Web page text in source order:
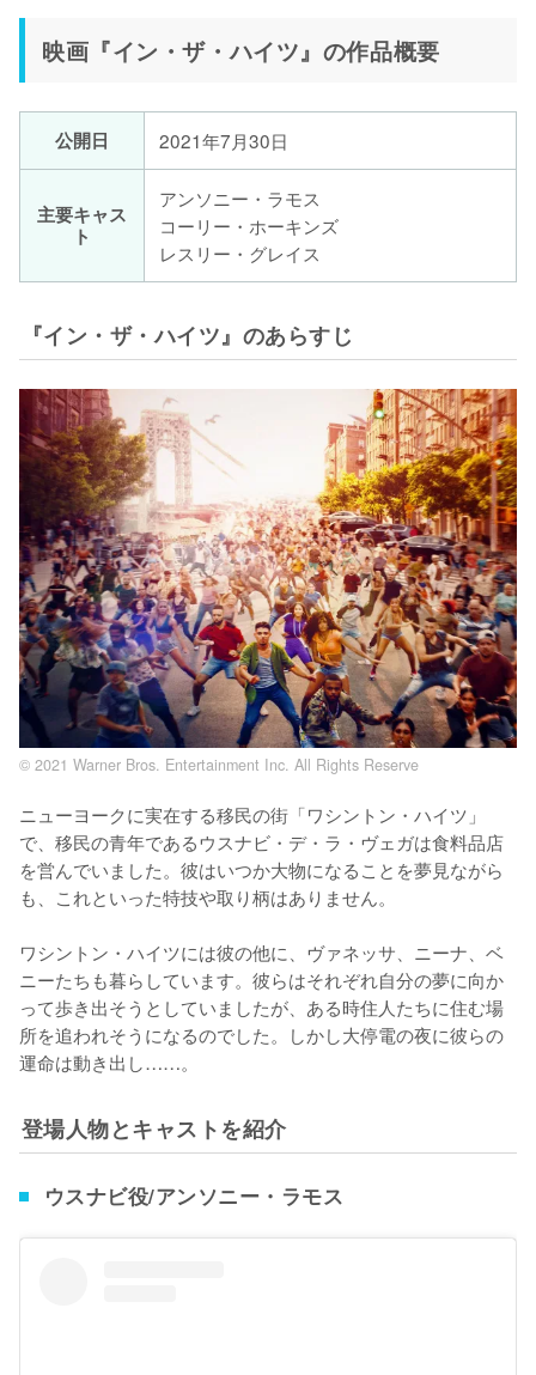
映画『イン・ザ・ハイツ』の作品概要
公開日 2021年7月30日
主要キャス
ト
アンソニー・ラモス
コーリー・ホーキンズ
レスリー・グレイス
『イン・ザ・ハイツ』のあらすじ
© 2021 Warner Bros. Entertainment Inc. All Rights Reserve
ニューヨークに実在する移民の街「ワシントン・ハイツ」
で、移民の青年であるウスナビ・デ・ラ・ヴェガは食料品店
を営んでいました。彼はいつか大物になることを夢見ながら
も、これといった特技や取り柄はありません。
ワシントン・ハイツには彼の他に、ヴァネッサ、ニーナ、ベ
ニーたちも暮らしています。彼らはそれぞれ自分の夢に向か
って歩き出そうとしていましたが、ある時住人たちに住む場
所を追われそうになるのでした。しかし大停電の夜に彼らの
運命は動き出し……。
登場人物とキャストを紹介
ウスナビ役/アンソニー・ラモス